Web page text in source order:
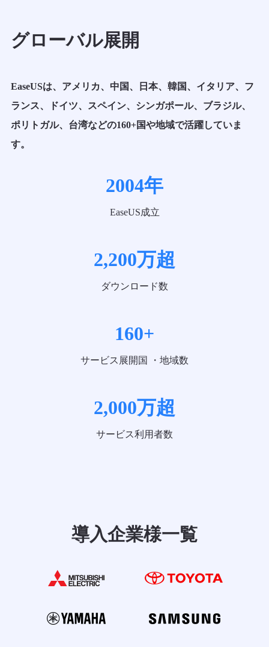
グローバル展開
EaseUSは、アメリカ、中国、日本、韓国、イタリア、フ
ランス、ドイツ、スペイン、シンガポール、ブラジル、
ポリトガル、台湾などの160+国や地域で活躍していま
す。
2004年
EaseUS成立
2,200万超
ダウンロード数
160+
サービス展開国 ・地域数
2,000万超
サービス利用者数
導入企業様一覧